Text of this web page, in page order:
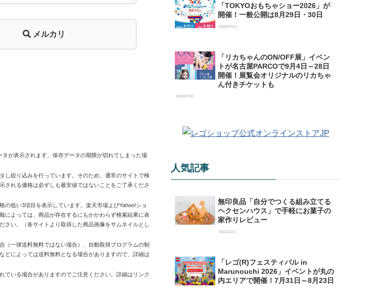
メルカリ
が表示されます。保存データの期限が切れてしまった場
し絞り込みを行っています。そのため、通常のサイトで検
される価格は必ずしも最安値ではないことをご了承くださ
低い3項目を表示しています。楽天市場よびYahoo!ショ
によっては、商品が存在するにもかかわらず検索結果に表
さい。（各サイトより取得した商品画像をサムネイルとし
（一律送料無料ではない場合）、自動取得プログラムの制
どによっては送料無料となる場合がありますので、詳細は
ている場合がありますのでご注意ください。詳細はリンク
「TOKYOおもちゃショー2026」が
開催！一般公開は8月29日・30日
2026/07/21
「リカちゃんのON/OFF展」イベン
トが名古屋PARCOで9月4日～28日
開催！展覧会オリジナルのリカちゃ
ん付きチケットも
2026/07/21
人気記事
無印良品「自分でつくる組み立てる
ヘクセンハウス」で手軽にお菓子の
家作りレビュー
2021/11/17
「レゴ(R)フェスティバル in
Marunouchi 2026」イベントが丸の
内エリアで開催！7月31日～8月23日